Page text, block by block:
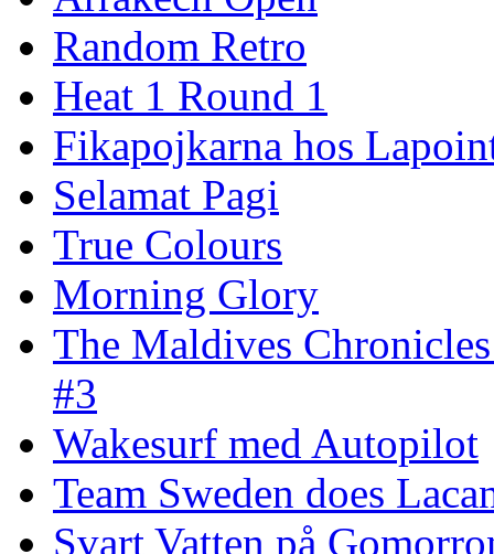
Random Retro
Heat 1 Round 1
Fikapojkarna hos
Selamat Pagi
True Colours
Morning Glory
The Maldives
#3
Wakesurf med Autopilot
Team Sweden does
Svart Vatten på